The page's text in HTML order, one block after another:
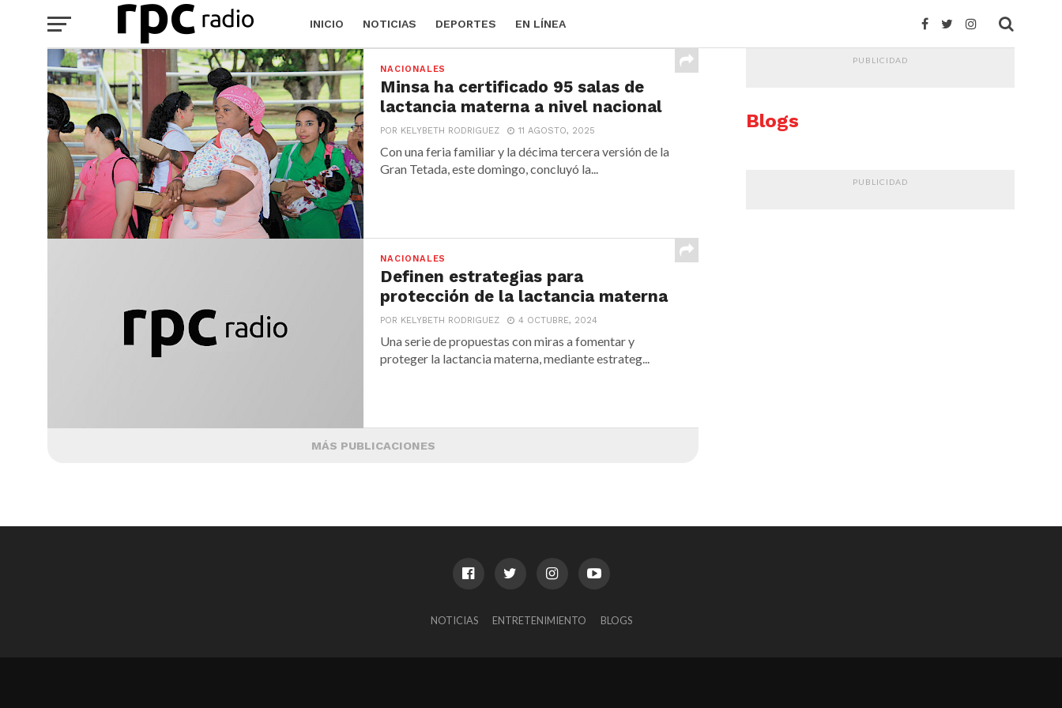
INICIO NOTICIAS DEPORTES EN LÍNEA
NACIONALES
Minsa ha certificado 95 salas de
lactancia materna a nivel nacional
POR KELYBETH RODRIGUEZ 11 AGOSTO, 2025
Con una feria familiar y la décima tercera versión de la
Gran Tetada, este domingo, concluyó la...
NACIONALES
Definen estrategias para
protección de la lactancia materna
POR KELYBETH RODRIGUEZ 4 OCTUBRE, 2024
Una serie de propuestas con miras a fomentar y
proteger la lactancia materna, mediante estrateg...
MÁS PUBLICACIONES
PUBLICIDAD
Blogs
PUBLICIDAD
NOTICIAS ENTRETENIMIENTO BLOGS